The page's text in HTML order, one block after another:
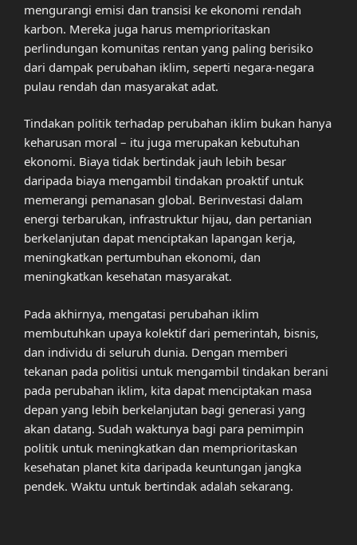
mengurangi emisi dan transisi ke ekonomi rendah
karbon. Mereka juga harus memprioritaskan
perlindungan komunitas rentan yang paling berisiko
dari dampak perubahan iklim, seperti negara-negara
pulau rendah dan masyarakat adat.
Tindakan politik terhadap perubahan iklim bukan hanya
keharusan moral – itu juga merupakan kebutuhan
ekonomi. Biaya tidak bertindak jauh lebih besar
daripada biaya mengambil tindakan proaktif untuk
memerangi pemanasan global. Berinvestasi dalam
energi terbarukan, infrastruktur hijau, dan pertanian
berkelanjutan dapat menciptakan lapangan kerja,
meningkatkan pertumbuhan ekonomi, dan
meningkatkan kesehatan masyarakat.
Pada akhirnya, mengatasi perubahan iklim
membutuhkan upaya kolektif dari pemerintah, bisnis,
dan individu di seluruh dunia. Dengan memberi
tekanan pada politisi untuk mengambil tindakan berani
pada perubahan iklim, kita dapat menciptakan masa
depan yang lebih berkelanjutan bagi generasi yang
akan datang. Sudah waktunya bagi para pemimpin
politik untuk meningkatkan dan memprioritaskan
kesehatan planet kita daripada keuntungan jangka
pendek. Waktu untuk bertindak adalah sekarang.